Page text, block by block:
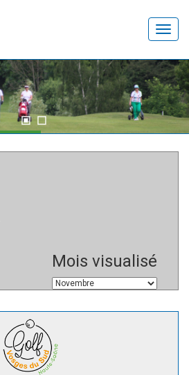
Toggle
Mois visualisé